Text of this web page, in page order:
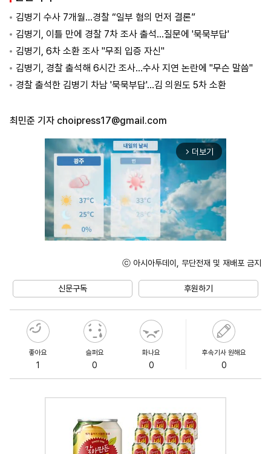
김병기 수사 7개월…경찰 “일부 혐의 먼저 결론”
김병기, 이틀 만에 경찰 7차 조사 출석…질문에 '묵묵부답'
김병기, 6차 소환 조사 "무죄 입증 자신"
김병기, 경찰 출석해 6시간 조사…수사 지연 논란에 "무슨 말씀"
경찰 출석한 김병기 차남 '묵묵부답'…김 의원도 5차 소환
최민준 기자 choipress17@gmail.com
arrow_forward_ios 더보기
ⓒ 아시아투데이, 무단전재 및 재배포 금지
신문구독 후원하기
좋아요
1
슬퍼요
0
화나요
0
후속기사 원해요
0